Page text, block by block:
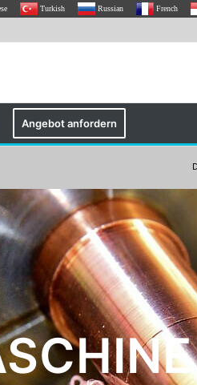
Turkish Russian French
Angebot anfordern